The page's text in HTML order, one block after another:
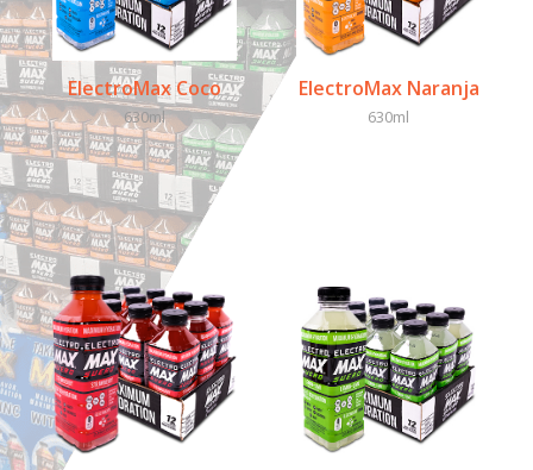
ElectroMax Coco
630ml
ElectroMax Naranja
630ml